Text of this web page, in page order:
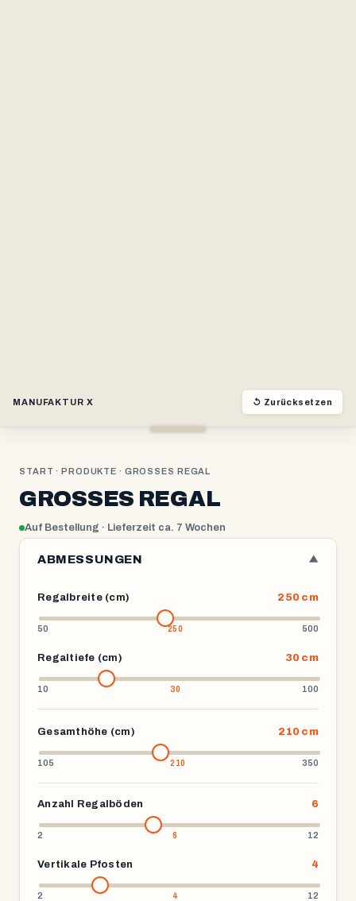
MANUFAKTUR X ↺ Zurücksetzen
START ·PRODUKTE · GROSSES REGAL
GROSSES REGAL
Auf Bestellung · Lieferzeit ca. 7 Wochen
ABMESSUNGEN ▼
Regalbreite (cm) 250 cm
50 500
Regaltiefe (cm) 30 cm
10 100
Gesamthöhe (cm) 210 cm
105 350
Anzahl Regalböden 6
2 12
Vertikale Pfosten 4
2 12